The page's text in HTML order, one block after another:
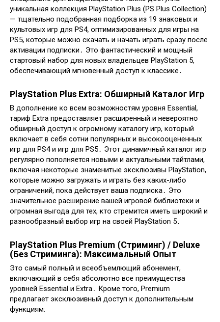
уникальная коллекция PlayStation Plus (PS Plus Collection)
— тщательно подобранная подборка из 19 знаковых и
культовых игр для PS4, оптимизированных для игры на
PS5, которые можно скачать и начать играть сразу после
активации подписки․ Это фантастический и мощный
стартовый набор для новых владельцев PlayStation 5,
обеспечивающий мгновенный доступ к классике․
PlayStation Plus Extra: Обширный Каталог Игр
В дополнение ко всем возможностям уровня Essential,
тариф Extra предоставляет расширенный и невероятно
обширный доступ к огромному каталогу игр, который
включает в себя сотни популярных и высокооцененных
игр для PS4 и игр для PS5․ Этот динамичный каталог игр
регулярно пополняется новыми и актуальными тайтлами,
включая некоторые знаменитые эксклюзивы PlayStation,
которые можно загружать и играть без каких-либо
ограничений, пока действует ваша подписка․ Это
значительное расширение вашей игровой библиотеки и
огромная выгода для тех, кто стремится иметь широкий и
разнообразный выбор игр на своей PlayStation 5․
PlayStation Plus Premium (Стриминг) / Deluxe
(Без Стриминга): Максимальный Опыт
Это самый полный и всеобъемлющий абонемент,
включающий в себя абсолютно все преимущества
уровней Essential и Extra․ Кроме того, Premium
предлагает эксклюзивный доступ к дополнительным
функциям: